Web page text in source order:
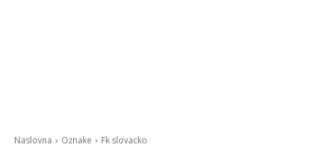
Naslovna Oznake Fk slovacko